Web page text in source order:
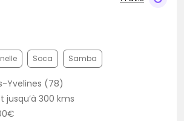
Soca Samba
Yvelines (78)
300 kms